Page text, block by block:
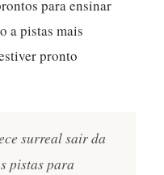
para ensinar
a pistas mais
pronto
surreal sair da
pistas para